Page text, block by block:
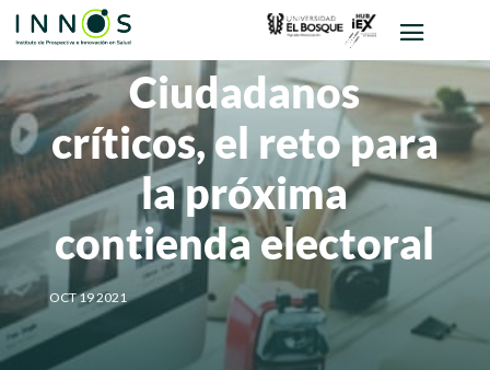
Ciudadanos
críticos, el reto para
la próxima
contienda electoral
OCT 19 2021